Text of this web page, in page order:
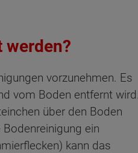
werden?
vorzunehmen. Es
vom Boden entfernt wird.
über den Boden
ein
kann das